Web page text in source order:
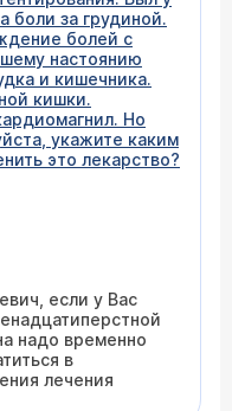
боли за грудиной.
болей с
настоянию
и кишечника.
кишки.
Но
укажите каким
это лекарство?
если у Вас
надо временно
в
лечения